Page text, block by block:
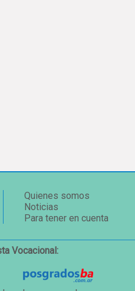
Quienes somos
Noticias
Para tener en cuenta
Vocacional: